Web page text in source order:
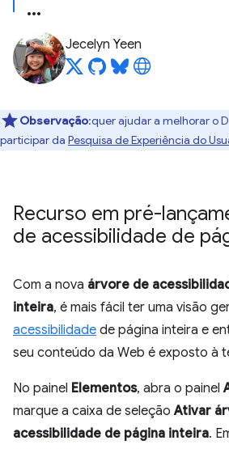
Jecelyn Yeen
Observação:quer ajudar a melhorar o
participar da Pesquisa de Experiência do
Recurso em pré-
de acessibilidade de
Com a nova árvore de
inteira, é mais fácil ter uma visão
acessibilidade de página inteira e
seu conteúdo da Web é exposto à
No painel Elementos, abra o painel
marque a caixa de seleçãoAtivar
acessibilidade de página inteira.